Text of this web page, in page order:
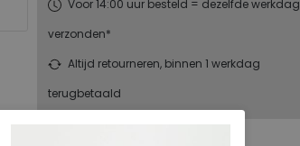
Voor 14:00 uur besteld = dezelfde werkdag
verzonden*
Altijd retourneren, binnen 1 werkdag
terugbetaald